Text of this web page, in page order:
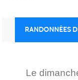
RANDONNÉES
Le